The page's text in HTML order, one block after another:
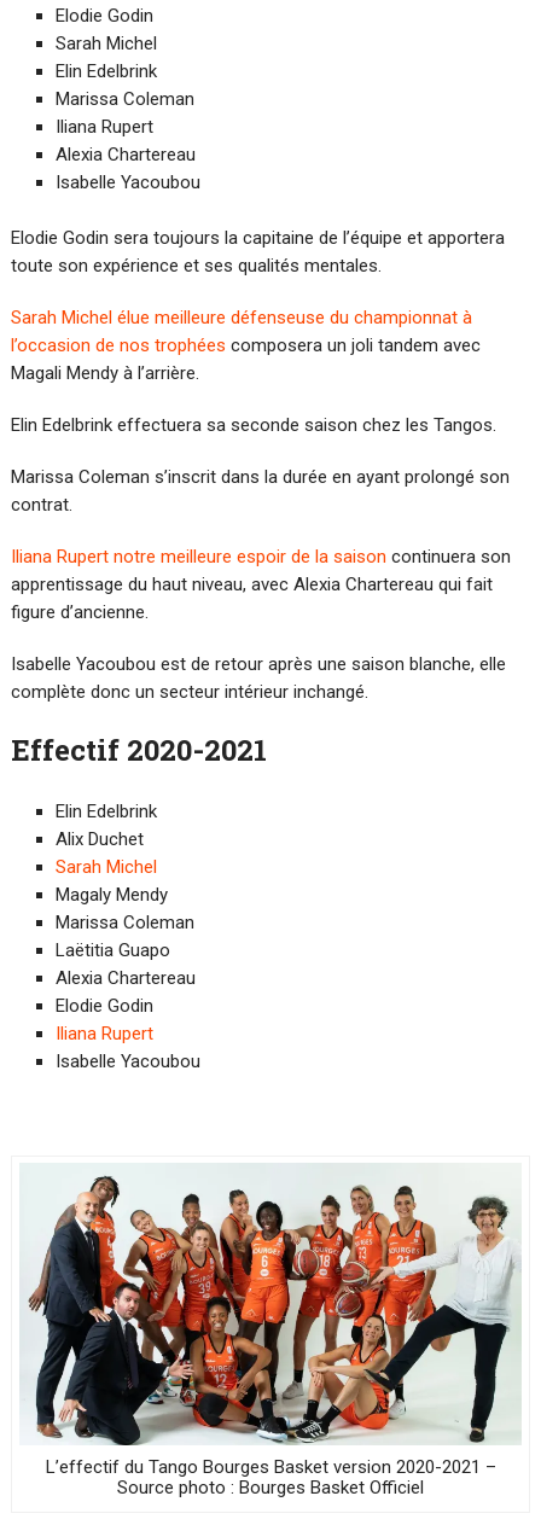
Elodie Godin
Sarah Michel
Elin Edelbrink
Marissa Coleman
Iliana Rupert
Alexia Chartereau
Isabelle Yacoubou
Elodie Godin sera toujours la capitaine de l’équipe et apportera
toute son expérience et ses qualités mentales.
Sarah Michel élue meilleure défenseuse du championnat à
l’occasion de nos trophées composera un joli tandem avec
Magali Mendy à l’arrière.
Elin Edelbrink effectuera sa seconde saison chez les Tangos.
Marissa Coleman s’inscrit dans la durée en ayant prolongé son
contrat.
Iliana Rupert notre meilleure espoir de la saison continuera son
apprentissage du haut niveau, avec Alexia Chartereau qui fait
figure d’ancienne.
Isabelle Yacoubou est de retour après une saison blanche, elle
complète donc un secteur intérieur inchangé.
Effectif 2020-2021
Elin Edelbrink
Alix Duchet
Sarah Michel
Magaly Mendy
Marissa Coleman
Laëtitia Guapo
Alexia Chartereau
Elodie Godin
Iliana Rupert
Isabelle Yacoubou
L’effectif du Tango Bourges Basket version 2020-2021 –
Source photo : Bourges Basket Officiel